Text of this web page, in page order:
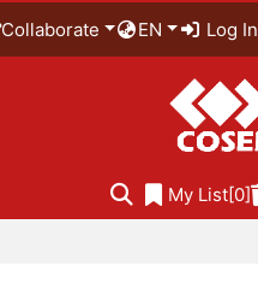
Collaborate EN Log In
My List[0]